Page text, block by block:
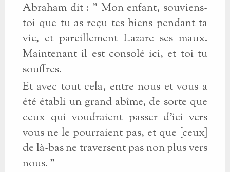
Abraham dit : " Mon enfant, souviens-
toi que tu as reçu tes biens pendant ta
vie, et pareillement Lazare ses maux.
Maintenant il est consolé ici, et toi tu
souffres.
Et avec tout cela, entre nous et vous a
été établi un grand abîme, de sorte que
ceux qui voudraient passer d'ici vers
vous ne le pourraient pas, et que [ceux]
de là-bas ne traversent pas non plus vers
nous. "